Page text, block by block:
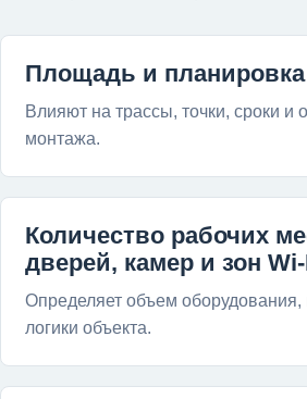
Площадь и планировка
Влияют на трассы, точки, сроки и
монтажа.
Количество рабочих
дверей, камер и зон
Определяет объем оборудования,
логики объекта.